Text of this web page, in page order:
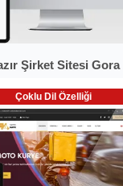
Şirket Sitesi Gora
Çoklu Dil Özelliği